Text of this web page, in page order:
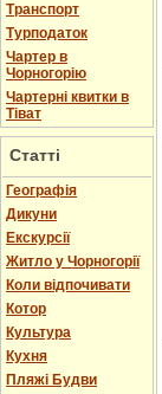
Транспорт
Турподаток
Чартер в
Чорногорію
Чартерні квитки в
Тіват
Статті
Географія
Дикуни
Екскурсії
Житло у Чорногорії
Коли відпочивати
Котор
Культура
Кухня
Пляжі Будви